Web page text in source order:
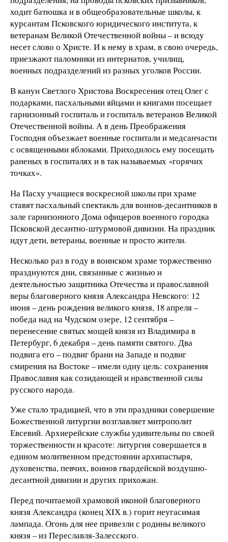
ходит батюшка и в общеобразовательные школы, к
курсантам Псковского юридического института, к
ветеранам Великой Отечественной войны – и всюду
несет слово о Христе. И к нему в храм, в свою очередь,
приезжают паломники из интернатов, училищ,
военных подразделений из разных уголков России.
В канун Светлого Христова Воскресения отец Олег с
подарками, пасхальными яйцами и книгами посещает
гарнизонный госпиталь и госпиталь ветеранов Великой
Отечественной войны. А в день Преображения
Господня объезжает военные госпитали и медсанчасти
с освященными яблоками. Приходилось ему посещать
раненых в госпиталях и в так называемых «горячих
точках».
На Пасху учащиеся воскресной школы при храме
ставят пасхальный спектакль для воинов-десантников в
зале гарнизонного Дома офицеров военного городка
Псковской десантно-штурмовой дивизии. На праздник
идут дети, ветераны, военные и просто жители.
Несколько раз в году в воинском храме торжественно
празднуются дни, связанные с жизнью и
деятельностью защитника Отечества и православной
веры благоверного князя Александра Невского: 12
июня – день рождения великого князя, 18 апреля –
победа над на Чудском озере, 12 сентября –
перенесение святых мощей князя из Владимира в
Петербург, 6 декабря – день памяти святого. Два
подвига его – подвиг брани на Западе и подвиг
смирения на Востоке – имели одну цель: сохранения
Православия как созидающей и нравственной силы
русского народа.
Уже стало традицией, что в эти праздники совершение
Божественной литургии возглавляет митрополит
Евсевий. Архиерейские службы удивительны по своей
торжественности и красоте: литургия совершается в
едином молитвенном предстоянии архипастыря,
духовенства, певчих, воинов гвардейской воздушно-
десантной дивизии и других прихожан.
Перед почитаемой храмовой иконой благоверного
князя Александра (конец ХIХ в.) горит неугасимая
лампада. Огонь для нее привезли с родины великого
князя – из Переславля-Залесского.